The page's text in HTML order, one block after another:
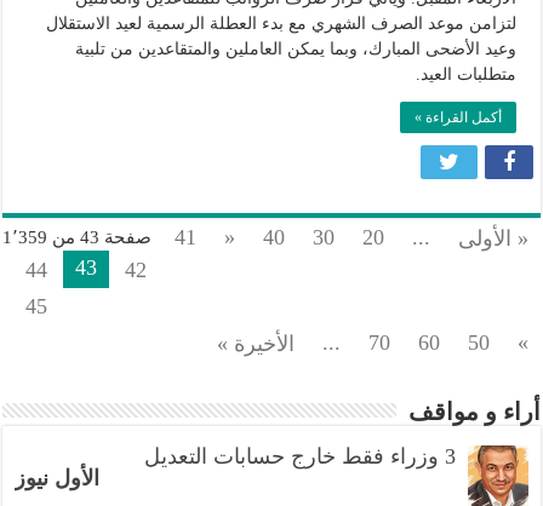
لتزامن موعد الصرف الشهري مع بدء العطلة الرسمية لعيد الاستقلال
وعيد الأضحى المبارك، وبما يمكن العاملين والمتقاعدين من تلبية
متطلبات العيد.
أكمل القراءة »
صفحة 43 من 1٬359 « الأولى ...
20
30
40
«
41
42
43
44
45
»
50
60
70
... الأخيرة »
أراء و مواقف
3 وزراء فقط خارج حسابات التعديل
الأول نيوز